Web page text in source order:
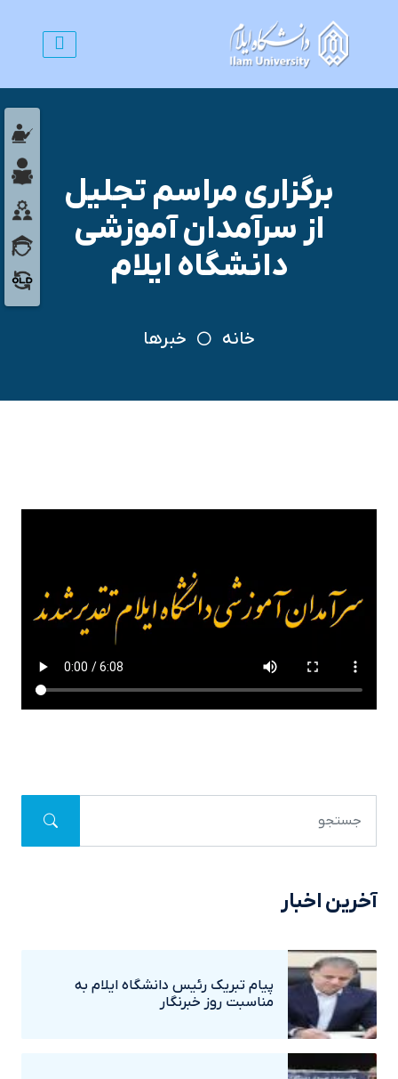
برگزاری مراسم تجلیل
از سرآمدان آموزشی
دانشگاه ایلام
خانه خبرها
آخرین اخبار
پيام تبريک رئيس دانشگاه ايلام به
مناسبت روز خبرنگار